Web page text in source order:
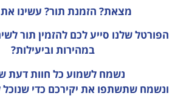
מצאת? הזמנת תור? עשינו את
הפורטל שלנו סייע לכם להזמין תור
במהירות וביעילות?
נשמח לשמוע כל חוות דעת
ונשמח שתשתפו את יקירכם כדי שנוכל